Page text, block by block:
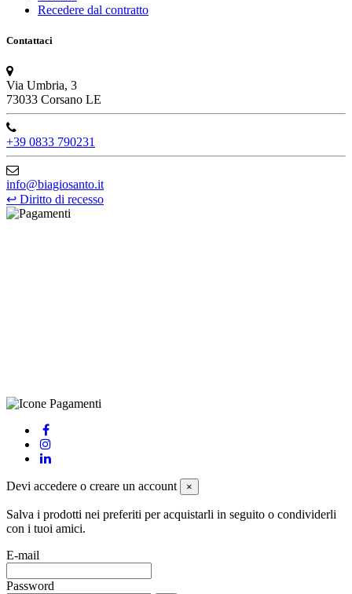
Recedere dal contratto
Contattaci
Via Umbria, 3
73033 Corsano LE
+39 0833 790231
info@biagiosanto.it
↩ Diritto di recesso
Devi accedere o creare un account ×
Salva i prodotti nei preferiti per acquistarli in seguito o condividerli
con i tuoi amici.
E-mail
Password